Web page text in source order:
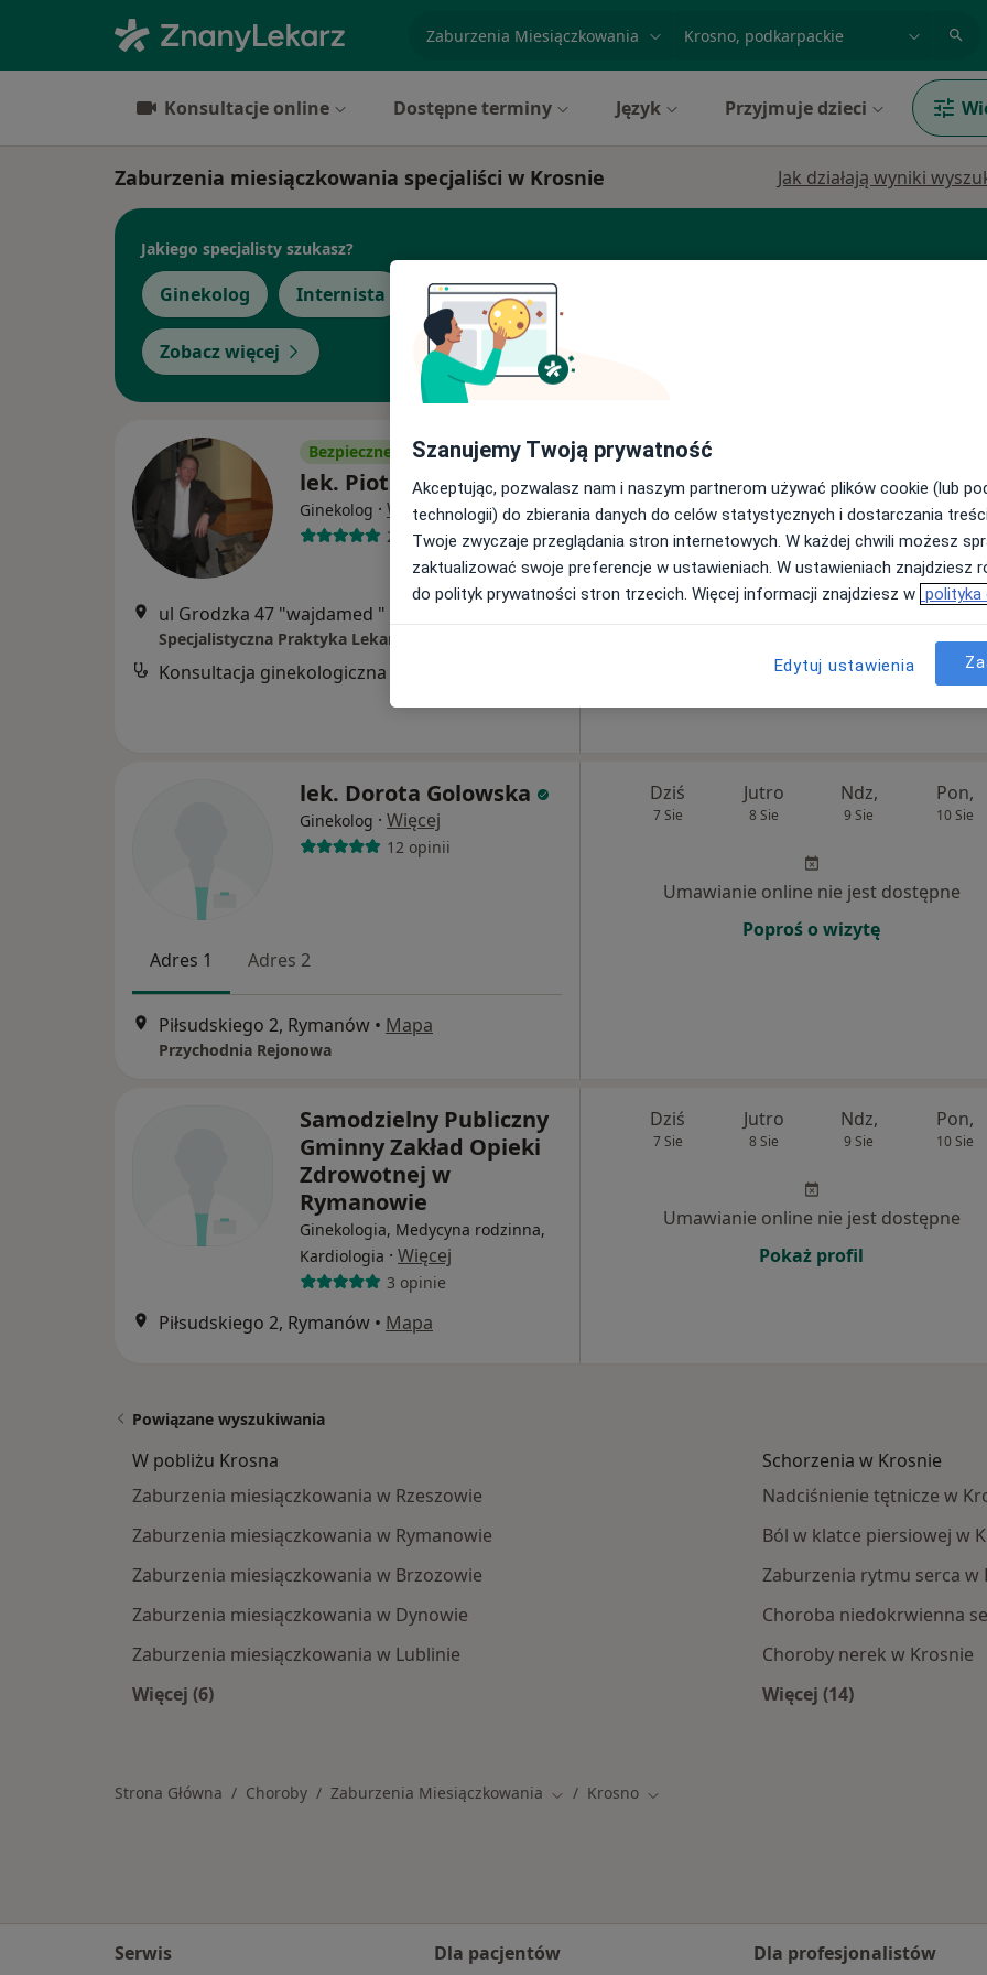
Konsultacje online Dostępne terminy Język Przyjmuje dzieci
Zaburzenia miesiączkowania specjaliści w Krosnie Jak działają wyniki
Jakiego specjalisty szukasz?
Ginekolog Internista Kardiolog
Zobacz więcej
Bezpieczne płatności
lek. Piotr Wajda
Ginekolog · Więcej
293 opinie
Konsultacja ginekologiczna
Dziś
Umawianie online nie jest dostępne
Poproś o wizytę
lek. Dorota Golowska
Ginekolog · Więcej
12 opinii
Adres 1 Adres 2
Piłsudskiego 2, Rymanów • Mapa
Przychodnia Rejonowa
Dziś
7 Sie
Jutro
8 Sie
Ndz,
9 Sie
Pon,
10 Sie
Umawianie online nie jest dostępne
Poproś o wizytę
Samodzielny Publiczny
Gminny Zakład Opieki
Zdrowotnej w
Rymanowie
Ginekologia, Medycyna rodzinna,
Kardiologia · Więcej
3 opinie
Piłsudskiego 2, Rymanów • Mapa
Dziś
7 Sie
Jutro
8 Sie
Ndz,
9 Sie
Pon,
10 Sie
Umawianie online nie jest dostępne
Pokaż profil
Powiązane wyszukiwania
W pobliżu Krosna
Zaburzenia miesiączkowania w Rzeszowie
Zaburzenia miesiączkowania w Rymanowie
Zaburzenia miesiączkowania w Brzozowie
Zaburzenia miesiączkowania w Dynowie
Zaburzenia miesiączkowania w Lublinie
Więcej (6)
Schorzenia w Krosnie
Nadciśnienie tętnicze w
Ból w klatce piersiowej w
Zaburzenia rytmu serca w
Choroba niedokrwienna
Choroby nerek w Krosnie
Więcej (14)
Strona Główna Choroby Zaburzenia Miesiączkowania Zmień miasto
Krosno Zmień miasto
Serwis
Dla pacjentów
Dla profesjonalistów
Szanujemy Twoją prywatność
Akceptując, pozwalasz nam i naszym partnerom używać plików cookie (lub
technologii) do zbierania danych do celów statystycznych i dostarczania
Twoje zwyczaje przeglądania stron internetowych. W każdej chwili możesz
zaktualizować swoje preferencje w ustawieniach. W ustawieniach znajdziesz
do polityk prywatności stron trzecich. Więcej informacji znajdziesz w polityka
Edytuj ustawienia